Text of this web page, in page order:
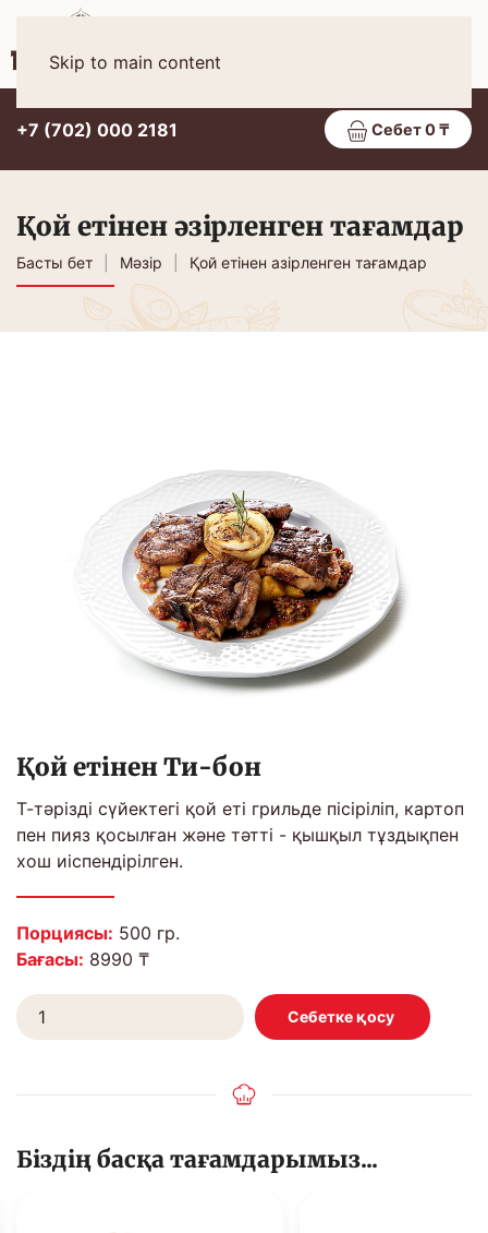
Skip to main content
+7 (702) 000 2181 Себет 0 ₸
Қой етінен әзірленген тағамдар
Басты бет Мәзір Қой етінен азірленген тағамдар
Қой етінен Ти-бон
Т-тәрізді сүйектегі қой еті грильде пісіріліп, картоп
пен пияз қосылған және тәтті - қышқыл тұздықпен
хош иіспендірілген.
Порциясы: 500 гр.
Бағасы: 8990 ₸
Біздің басқа тағамдарымыз...